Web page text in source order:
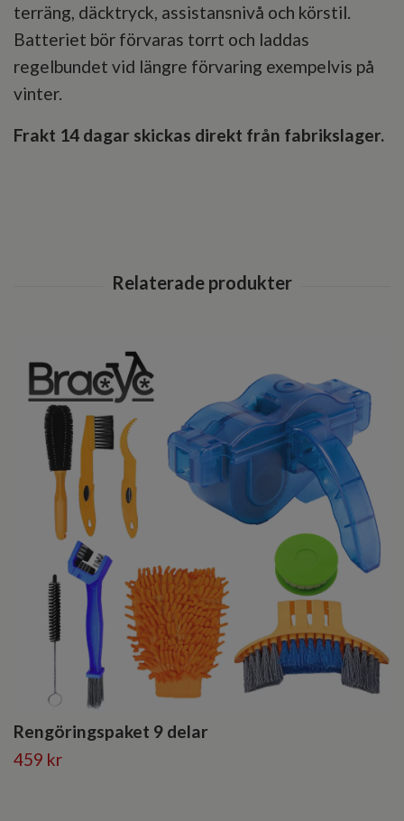
terräng, däcktryck, assistansnivå och körstil.
Batteriet bör förvaras torrt och laddas
regelbundet vid längre förvaring exempelvis på
vinter.
Frakt 14 dagar skickas direkt från fabrikslager.
Rengöringspaket 9 delar
459 kr